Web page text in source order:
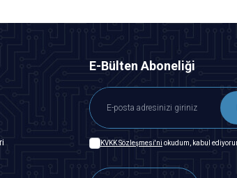
E-Bülten Aboneliği
KVKK Sözleşmesi'ni okudum, kabul